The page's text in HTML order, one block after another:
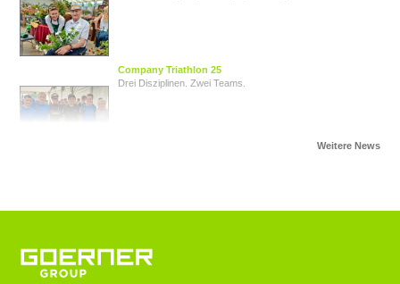
Company Triathlon 25
Drei Disziplinen. Zwei Teams.
Jugendliche im Blick
Goerner Group unterstützt JUNO